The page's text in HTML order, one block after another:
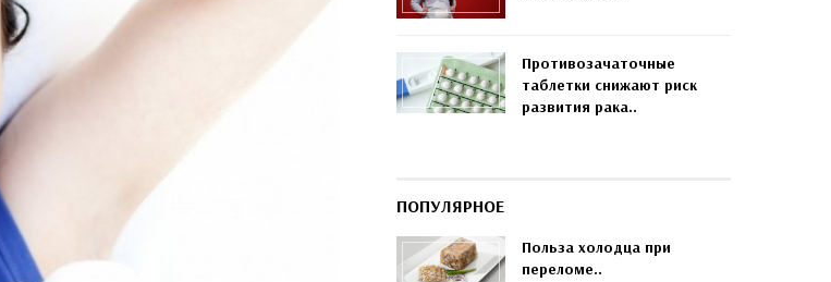
Противозачаточные
таблетки снижают риск
развития рака..
ПОПУЛЯРНОЕ
Польза холодца при
переломе..